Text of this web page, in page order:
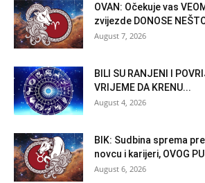
OVAN: Očekuje vas
zvijezde DONOSE
August 7, 2026
BILI SU RANJENI I
VRIJEME DA KRENU...
August 4, 2026
BIK: Sudbina sprema
novcu i karijeri, OVOG
August 6, 2026